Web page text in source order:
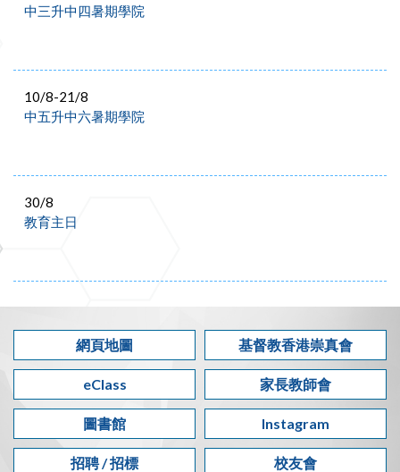
中三升中四暑期學院
10/8-21/8
中五升中六暑期學院
30/8
教育主日
網頁地圖 基督教香港崇真會
eClass 家長教師會
圖書館 Instagram
招聘 / 招標 校友會